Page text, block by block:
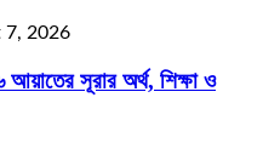
7, 2026
সূরার অর্থ, শিক্ষা ও